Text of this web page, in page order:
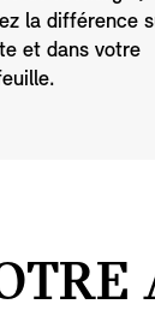
la différence
et dans votre